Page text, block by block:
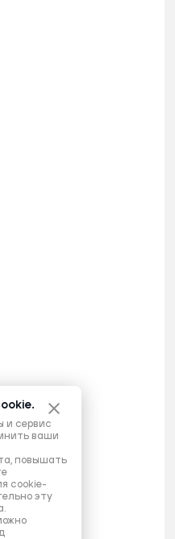
и сервис
ваши
повышать
cookie-
эту